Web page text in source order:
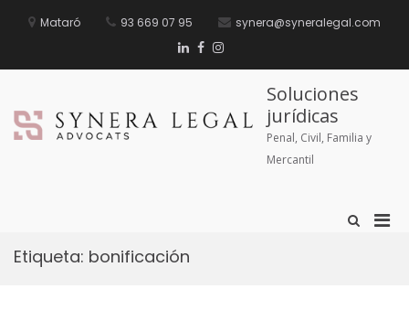
Mataró 93 669 07 95 synera@syneralegal.com
Soluciones
jurídicas
Penal, Civil, Familia y
Mercantil
Etiqueta: bonificación